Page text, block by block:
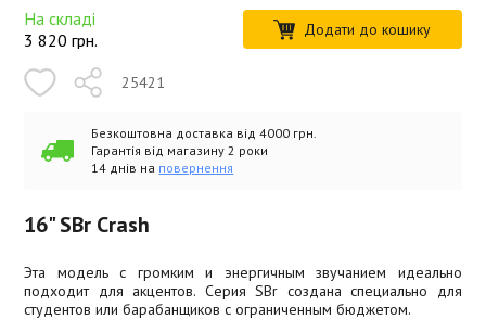
На складі
3 820 грн. Додати до кошику
25421
Безкоштовна доставка від 4000 грн.
Гарантія від магазину 2 роки
14 днів на повернення
16" SBr Crash
Эта модель с громким и энергичным звучанием идеально
подходит для акцентов. Серия SBr создана специально для
студентов или барабанщиков с ограниченным бюджетом.